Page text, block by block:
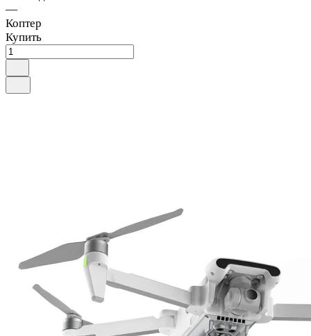
—
Коптер
Купить